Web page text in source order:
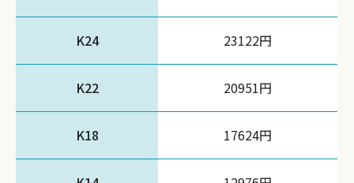
K24 23122円
K22 20951円
K18 17624円